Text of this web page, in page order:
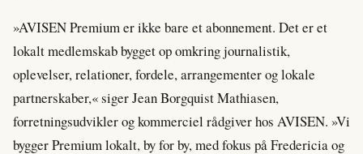
»AVISEN Premium er ikke bare et abonnement. Det er et
lokalt medlemskab bygget op omkring journalistik,
oplevelser, relationer, fordele, arrangementer og lokale
partnerskaber,« siger Jean Borgquist Mathiasen,
forretningsudvikler og kommerciel rådgiver hos AVISEN. »Vi
bygger Premium lokalt, by for by, med fokus på Fredericia og